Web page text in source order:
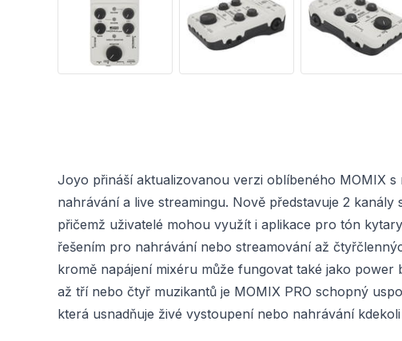
Joyo přináší aktualizovanou verzi oblíbeného MOMIX
nahrávání a live streamingu. Nově představuje 2
přičemž uživatelé mohou využít i aplikace pro tón
řešením pro nahrávání nebo streamování až
kromě napájení mixéru může fungovat také jako
až tří nebo čtyř muzikantů je MOMIX PRO schopný
která usnadňuje živé vystoupení nebo nahrávání